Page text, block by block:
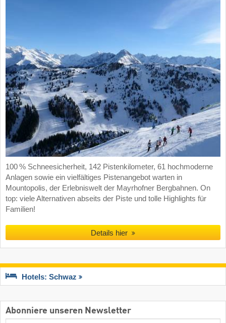
100 % Schneesicherheit, 142 Pistenkilometer, 61 hochmoderne
Anlagen sowie ein vielfältiges Pistenangebot warten in
Mountopolis, der Erlebniswelt der Mayrhofner Bergbahnen. On
top: viele Alternativen abseits der Piste und tolle Highlights für
Familien!
Details hier
Hotels: Schwaz
Abonniere unseren Newsletter